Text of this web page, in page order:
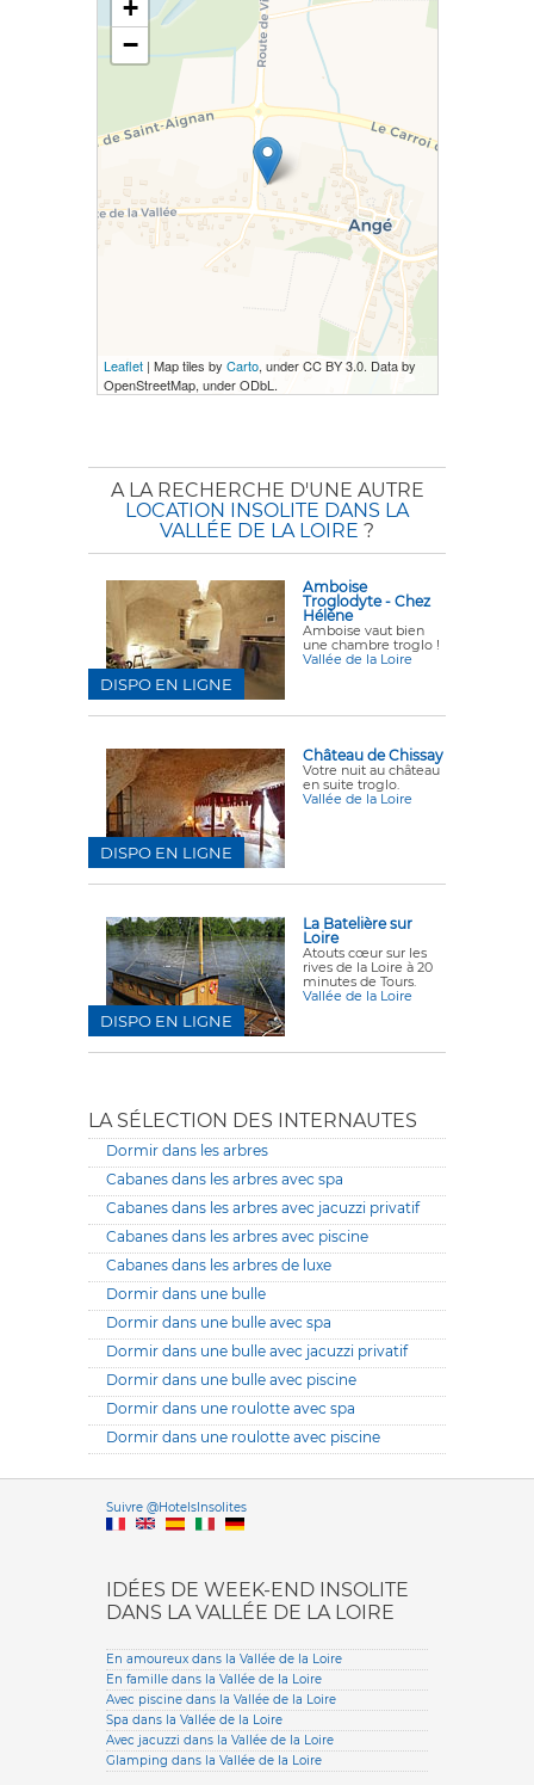
+
−
Leaflet| Map tiles by Carto, under CC BY 3.0. Data by
OpenStreetMap, under ODbL.
A LA RECHERCHE D'UNE AUTRE
LOCATION INSOLITE DANS LA
VALLÉE DE LA LOIRE ?
Amboise
Troglodyte - Chez
Hélène
Amboise vaut bien
une chambre troglo !
Vallée de la Loire
DISPO EN LIGNE
Château de Chissay
Votre nuit au château
en suite troglo.
Vallée de la Loire
DISPO EN LIGNE
La Batelière sur
Loire
Atouts cœur sur les
rives de la Loire à 20
minutes de Tours.
Vallée de la Loire
DISPO EN LIGNE
LA SÉLECTION DES INTERNAUTES
Dormir dans les arbres
Cabanes dans les arbres avec spa
Cabanes dans les arbres avec jacuzzi privatif
Cabanes dans les arbres avec piscine
Cabanes dans les arbres de luxe
Dormir dans une bulle
Dormir dans une bulle avec spa
Dormir dans une bulle avec jacuzzi privatif
Dormir dans une bulle avec piscine
Dormir dans une roulotte avec spa
Dormir dans une roulotte avec piscine
Suivre @HotelsInsolitesVersione
IDÉES DE WEEK-END INSOLITE
DANS LA VALLÉE DE LA LOIRE
En amoureux dans la Vallée de la Loire
En famille dans la Vallée de la Loire
Avec piscine dans la Vallée de la Loire
Spa dans la Vallée de la Loire
Avec jacuzzi dans la Vallée de la Loire
Glamping dans la Vallée de la Loire